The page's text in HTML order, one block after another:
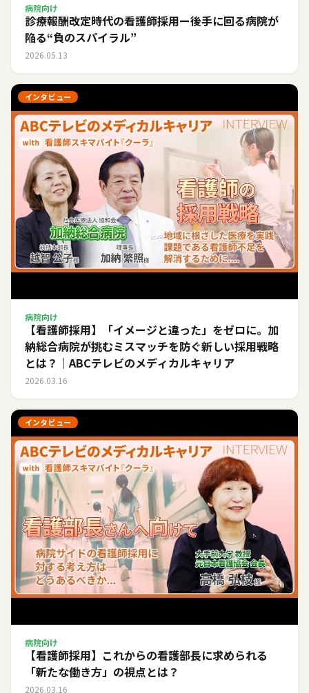
病院向け
診療報酬改定時代の看護師採用ー後手に回る病院が
陥る“負のスパイラル”
2026.05.13
インタビュー
病院向け
【看護師採用】「イメージと違った」をゼロに。加
納総合病院が挑むミスマッチを防ぐ新しい採用戦略
とは？｜ABCテレビのメディカルキャリア
2026.03.16
インタビュー
病院向け
【看護師採用】これからの看護部長に求められる
「新たな働き方」の視点とは？
2026.03.16